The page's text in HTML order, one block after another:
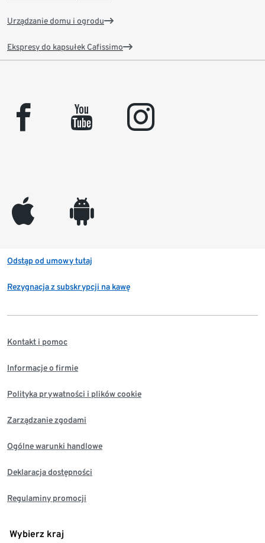
Urządzanie domu i ogrodu
Ekspresy do kapsułek Cafissimo
facebook youtube instagram
appleinc android
Odstąp od umowy tutaj
Rezygnacja z subskrypcji na kawę
Kontakt i pomoc
Informacje o firmie
Polityka prywatności i plików cookie
Zarządzanie zgodami
Ogólne warunki handlowe
Deklaracja dostępności
Regulaminy promocji
Wybierz kraj